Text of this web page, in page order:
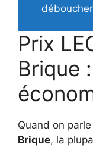
Prix
Brique
Quand on
Brique, la